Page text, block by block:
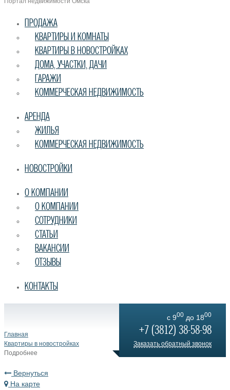
ПРОДАЖА
КВАРТИРЫ И КОМНАТЫ
КВАРТИРЫ В НОВОСТРОЙКАХ
ДОМА, УЧАСТКИ, ДАЧИ
ГАРАЖИ
КОММЕРЧЕСКАЯ НЕДВИЖИМОСТЬ
АРЕНДА
ЖИЛЬЯ
КОММЕРЧЕСКАЯ НЕДВИЖИМОСТЬ
НОВОСТРОЙКИ
О КОМПАНИИ
О КОМПАНИИ
СОТРУДНИКИ
СТАТЬИ
ВАКАНСИИ
ОТЗЫВЫ
КОНТАКТЫ
c 900 до 1800
+7 (3812) 38-58-98
Заказать обратный звонок
Главная
Квартиры в новостройках
Подробнее
Вернуться
На карте